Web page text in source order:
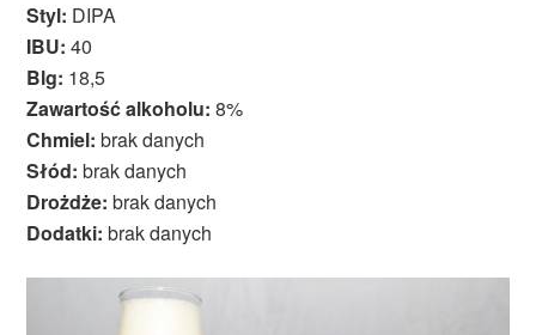
Styl: DIPA
IBU: 40
Blg: 18,5
Zawartość alkoholu: 8%
Chmiel: brak danych
Słód: brak danych
Drożdże: brak danych
Dodatki: brak danych